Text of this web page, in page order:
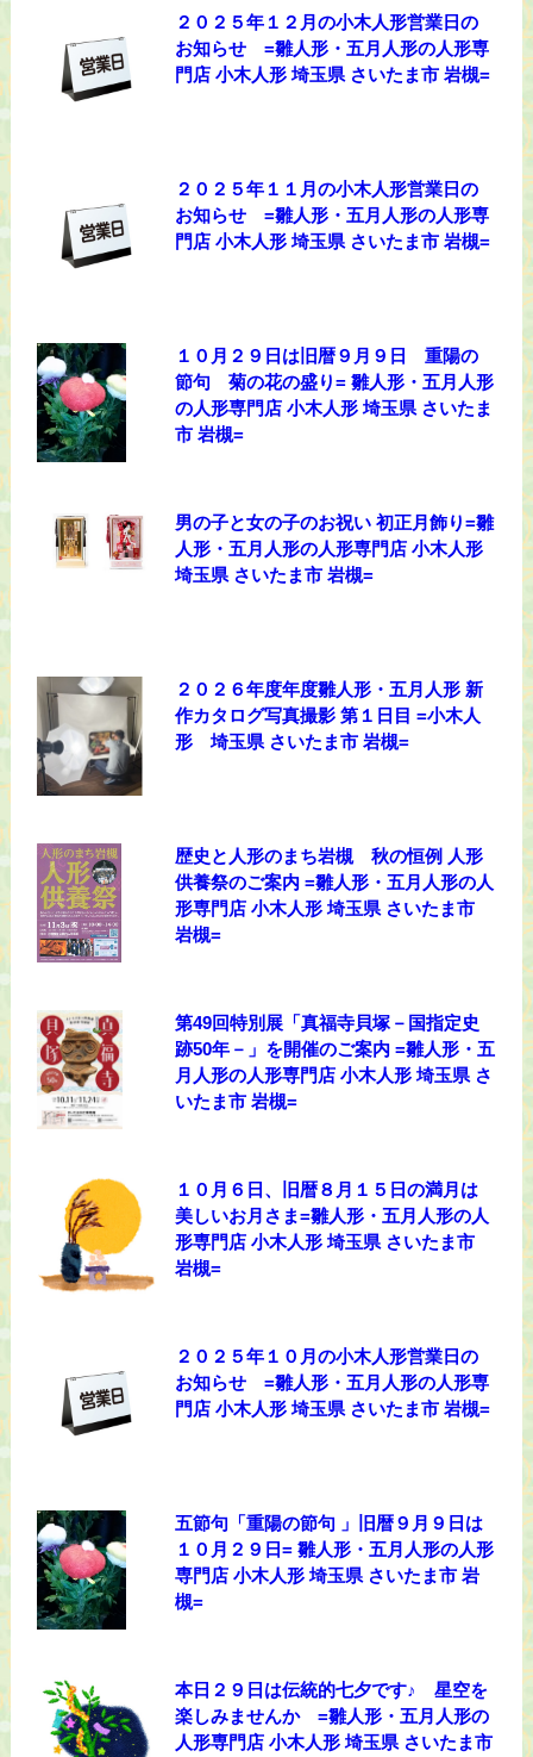
２０２５年１２月の小木人形営業日の
お知らせ =雛人形・五月人形の人形専
門店 小木人形 埼玉県 さいたま市 岩槻=
２０２５年１１月の小木人形営業日の
お知らせ =雛人形・五月人形の人形専
門店 小木人形 埼玉県 さいたま市 岩槻=
１０月２９日は旧暦９月９日 重陽の
節句 菊の花の盛り= 雛人形・五月人形
の人形専門店 小木人形 埼玉県 さいたま
市 岩槻=
男の子と女の子のお祝い 初正月飾り=雛
人形・五月人形の人形専門店 小木人形
埼玉県 さいたま市 岩槻=
２０２６年度年度雛人形・五月人形 新
作カタログ写真撮影 第１日目 =小木人
形 埼玉県 さいたま市 岩槻=
歴史と人形のまち岩槻 秋の恒例 人形
供養祭のご案内 =雛人形・五月人形の人
形専門店 小木人形 埼玉県 さいたま市
岩槻=
第49回特別展「真福寺貝塚－国指定史
跡50年－」を開催のご案内 =雛人形・五
月人形の人形専門店 小木人形 埼玉県 さ
いたま市 岩槻=
１０月６日、旧暦８月１５日の満月は
美しいお月さま=雛人形・五月人形の人
形専門店 小木人形 埼玉県 さいたま市
岩槻=
２０２５年１０月の小木人形営業日の
お知らせ =雛人形・五月人形の人形専
門店 小木人形 埼玉県 さいたま市 岩槻=
五節句「重陽の節句 」旧暦９月９日は
１０月２９日= 雛人形・五月人形の人形
専門店 小木人形 埼玉県 さいたま市 岩
槻=
本日２９日は伝統的七夕です♪ 星空を
楽しみませんか =雛人形・五月人形の
人形専門店 小木人形 埼玉県 さいたま市